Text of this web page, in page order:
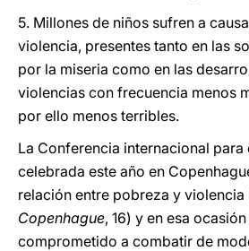
5. Millones de niños sufren a
violencia, presentes tanto en las
por la miseria como en las
violencias con frecuencia menos
por ello menos terribles.
La Conferencia internacional
celebrada este año en
relación entre pobreza y violencia
Copenhague, 16) y en esa
comprometido a combatir de